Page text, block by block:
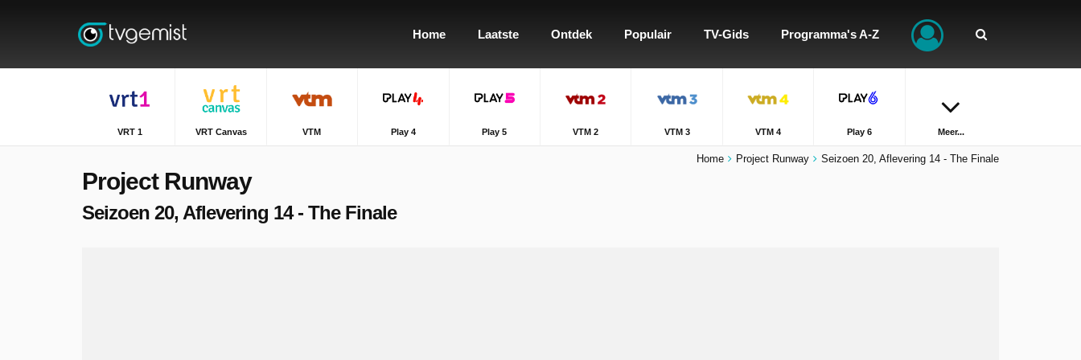
Home Laatste Ontdek Populair TV-Gids Programma's A-Z
VRT 1 VRT Canvas VTM Play 4 Play 5 VTM 2 VTM 3 VTM 4 Play 6 Meer...
Home Project Runway Seizoen 20, Aflevering 14 - The Finale
Project Runway
Seizoen 20, Aflevering 14 - The Finale